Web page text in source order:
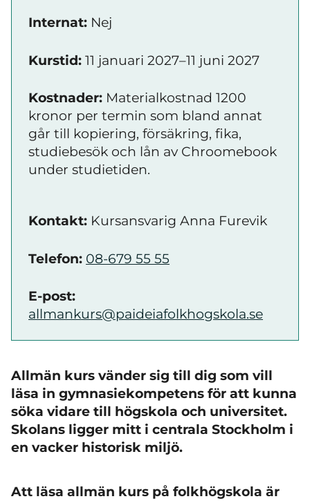
Internat: Nej
Kurstid: 11 januari 2027–11 juni 2027
Kostnader: Materialkostnad 1200
kronor per termin som bland annat
går till kopiering, försäkring, fika,
studiebesök och lån av Chroomebook
under studietiden.
Kontakt: Kursansvarig Anna Furevik
Telefon: 08-679 55 55
E-post:
allmankurs@paideiafolkhogskola.se
Allmän kurs vänder sig till dig som vill
läsa in gymnasiekompetens för att kunna
söka vidare till högskola och universitet.
Skolans ligger mitt i centrala Stockholm i
en vacker historisk miljö.
Att läsa allmän kurs på folkhögskola är